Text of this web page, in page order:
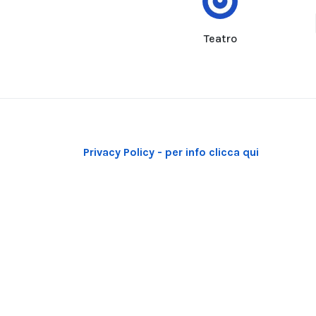
Teatro
Privacy Policy - per info clicca qui